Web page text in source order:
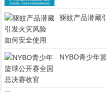
驱蚊产品潜藏
NYBO青少年